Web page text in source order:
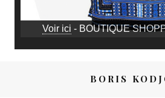
Voir ici - BOUTIQUE
BORIS